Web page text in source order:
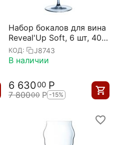
Набор бокалов для вина
Reveal'Up Soft, 6 шт, 400
мл, D91 мм, H232 мм,
Chef&Sommelier
КОД: J8743
В наличии
6 63000 Р
7 80000 Р -15%